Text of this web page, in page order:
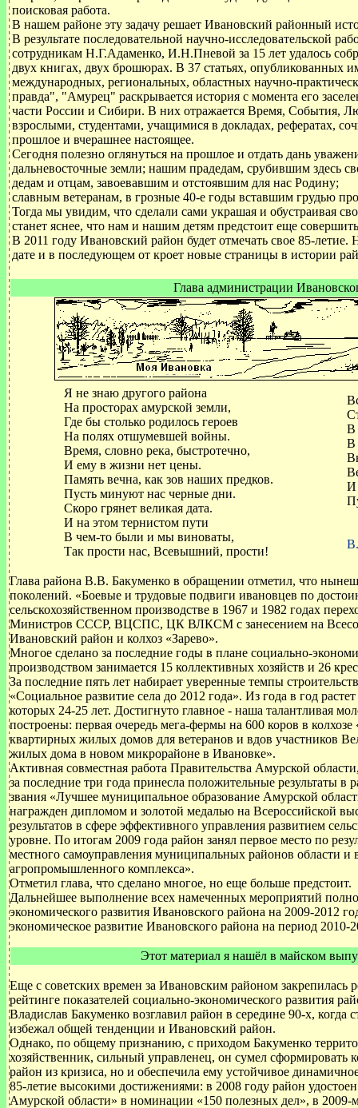
поисковая работа.
В нашем районе эту задачу решает Ивановский районный
В результате последовательной научно-исследовательской
сотрудникам Н.Г.Адаменко, И.Н.Пневой за 15 лет удалось
двух книгах, двух брошюрах. В 37 статьях, опубликованных
международных, региональных, областных научно-
правда", "Амурец" раскрывается история с момента его
части России и Сибири. В них отражается Время, События,
взрослыми, студентами, учащимися в докладах, рефератах,
прошлое и вчерашнее настоящее.
Сегодня полезно оглянуться на прошлое и отдать дань
дальневосточные земли; нашим прадедам, срубившим здесь
дедам и отцам, завоевавшим и отстоявшим для нас Родину;
славным ветеранам, в грозные 40-е годы вставшим грудью
Тогда мы увидим, что сделали сами украшая и обустраивая
станет яснее, что нам и нашим детям предстоит еще
В 2011 году Ивановский район будет отмечать свое 85-
дате и в последующем от кроет новые страницы в истории
Глава администрации
Я не знаю другого района
На просторах амурской земли,
Где бы столько родилось героев
На полях отшумевшей войны.
Время, словно река, быстротечно,
И ему в жизни нет цены.
Память вечна, как зов наших предков.
Пусть минуют нас черные дни.
Скоро грянет великая дата.
И на этом тернистом пути
В чем-то были и мы виноваты,
Так прости нас, Всевышний, прости!
В
В
И
Глава района В.В. Бакуменко в обращении отметил, что
поколений. «Боевые и трудовые подвиги ивановцев по
сельскохозяйственном производстве в 1967 и 1982 годах
Министров СССР, ВЦСПС, ЦК ВЛКСМ с занесением на
Ивановский район и колхоз «Зарево».
Многое сделано за последние годы в плане социально-
производством занимается 15 коллективных хозяйств и 26
За последние пять лет набирает уверенные темпы
«Социальное развитие села до 2012 года». Из года в год
которых 24-25 лет. Достигнуто главное - наша талантливая
построены: первая очередь мега-фермы на 600 коров в
квартирных жилых домов для ветеранов и вдов участников
жилых дома в новом микрорайоне в Ивановке».
Активная совместная работа Правительства Амурской
за последние три года принесла положительные результаты в
звания «Лучшее муниципальное образование Амурской
награжден дипломом и золотой медалью на Всероссийской
результатов в сфере эффективного управления развитием
уровне. По итогам 2009 года район занял первое место по
местного самоуправления муниципальных районов области и
агропромышленного комплекса».
Отметил глава, что сделано многое, но еще больше предстоит.
Дальнейшее выполнение всех намеченных мероприятий
экономического развития Ивановского района на 2009-2012
экономическое развитие Ивановского района на период 2010-
Этот материал я нашёл в майском
Еще с советских времен за Ивановским районом закрепилась
рейтинге показателей социально-экономического развития
Владислав Бакуменко возглавил район в середине 90-х,
избежал общей тенденции и Ивановский район.
Однако, по общему признанию, с приходом Бакуменко
хозяйственник, сильный управленец, он сумел сформировать
район из кризиса, но и обеспечила ему устойчивое
85-летие высокими достижениями: в 2008 году район
Амурской области» в номинации «150 полезных дел», в